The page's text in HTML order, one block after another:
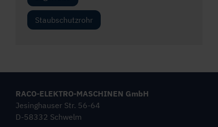
Staubschutzrohr
RACO-ELEKTRO-MASCHINEN GmbH
Jesinghauser Str. 56-64
D-58332 Schwelm